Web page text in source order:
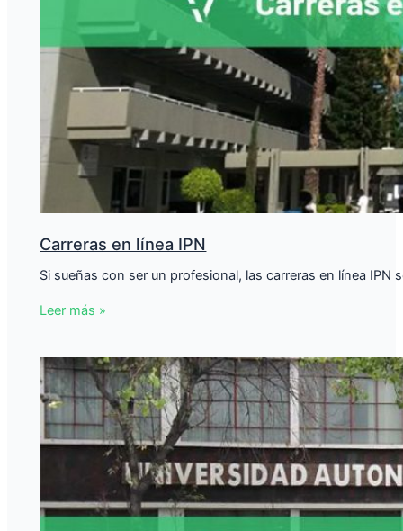
Carreras en línea IPN
Si sueñas con ser un profesional, las carreras en línea
Leer más »